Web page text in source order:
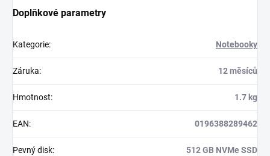
Doplňkové parametry
Kategorie: Notebooky
Záruka: 12 měsíců
Hmotnost: 1.7 kg
EAN: 0196388289462
Pevný disk: 512 GB NVMe SSD